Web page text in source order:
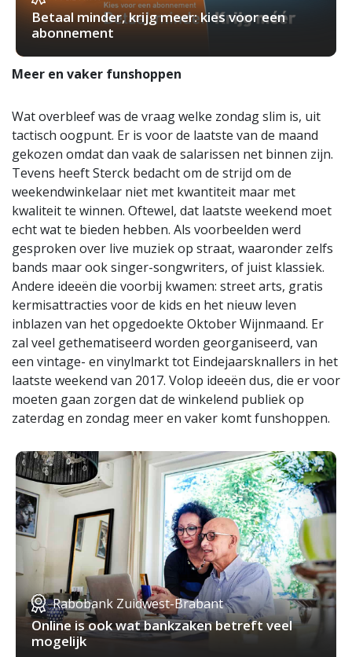
Betaal minder, krijg meer: kies voor een
abonnement
Meer en vaker funshoppen
Wat overbleef was de vraag welke zondag slim is, uit
tactisch oogpunt. Er is voor de laatste van de maand
gekozen omdat dan vaak de salarissen net binnen zijn.
Tevens heeft Sterck bedacht om de strijd om de
weekendwinkelaar niet met kwantiteit maar met
kwaliteit te winnen. Oftewel, dat laatste weekend moet
echt wat te bieden hebben. Als voorbeelden werd
gesproken over live muziek op straat, waaronder zelfs
bands maar ook singer-songwriters, of juist klassiek.
Andere ideeën die voorbij kwamen: street arts, gratis
kermisattracties voor de kids en het nieuw leven
inblazen van het opgedoekte Oktober Wijnmaand. Er
zal veel gethematiseerd worden georganiseerd, van
een vintage- en vinylmarkt tot Eindejaarsknallers in het
laatste weekend van 2017. Volop ideeën dus, die er voor
moeten gaan zorgen dat de winkelend publiek op
zaterdag en zondag meer en vaker komt funshoppen.
Rabobank Zuidwest-Brabant
Online is ook wat bankzaken betreft veel
mogelijk